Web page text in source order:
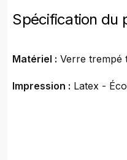
Spécification du
Matériel : Verre trempé
Impression : Latex -